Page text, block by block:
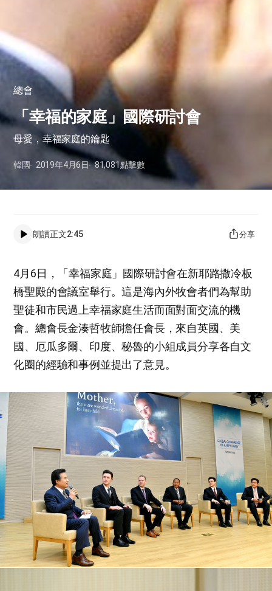
總會
「幸福的家庭」國際研討會
​母愛，幸福家庭的鑰匙
韓國 2019年4月6日 81,081點擊數
朗讀正文2:45 分享
4月6日，「幸福家庭」國際研討會在新耶路撒冷板
橋聖殿的會議室舉行。這是海內外牧會者們為幫助
聖徒和市民過上幸福家庭生活而面對面交流的機
會。總會長金湊哲牧師擔任會長，來自英國、美
國、厄瓜多爾、印度、秘魯的小組成員分享各自文
化圈的經驗和事例並提出了意見。